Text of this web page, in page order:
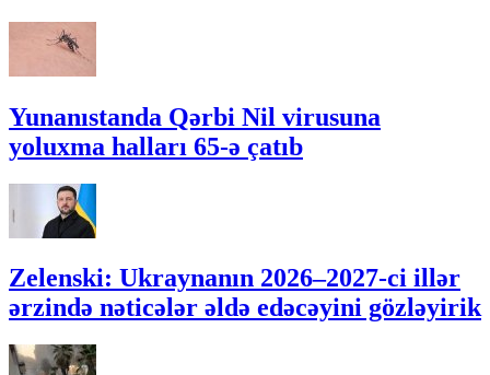
Yunanıstanda Qərbi Nil virusuna
yoluxma halları 65-ə çatıb
Zelenski: Ukraynanın 2026–2027-ci illər
ərzində nəticələr əldə edəcəyini gözləyirik